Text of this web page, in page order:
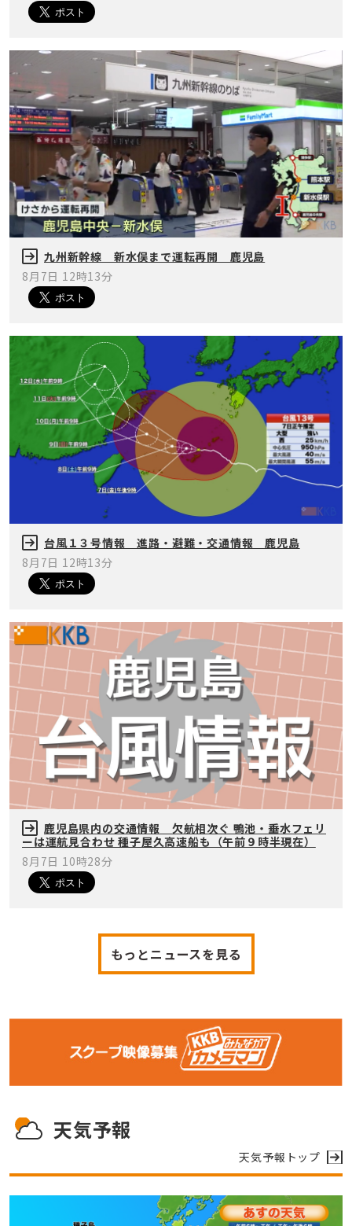
九州新幹線 新水俣まで運転再開 鹿児島
8月7日 12時13分
台風１３号情報 進路・避難・交通情報 鹿児島
8月7日 12時13分
鹿児島県内の交通情報 欠航相次ぐ 鴨池・垂水フェリ
ーは運航見合わせ 種子屋久高速船も（午前９時半現在）
8月7日 10時28分
もっとニュースを見る
天気予報
天気予報トップ